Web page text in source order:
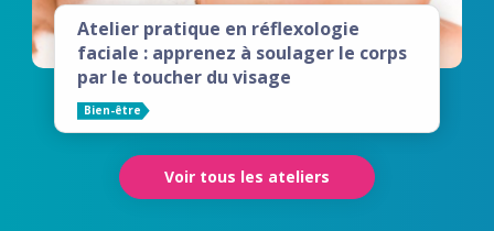
Atelier pratique en réflexologie
faciale : apprenez à soulager le corps
par le toucher du visage
Bien-être
Voir tous les ateliers